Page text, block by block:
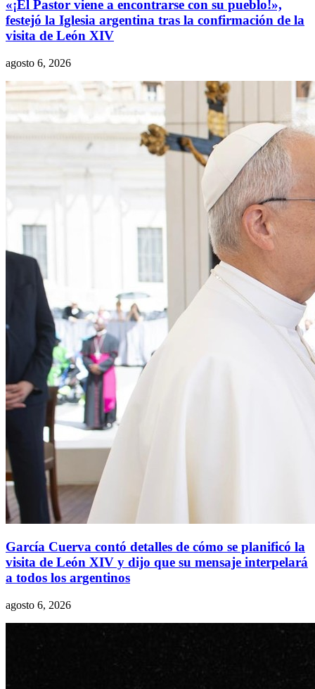
«¡El Pastor viene a encontrarse con su pueblo!»,
festejó la Iglesia argentina tras la confirmación de la
visita de León XIV
agosto 6, 2026
García Cuerva contó detalles de cómo se planificó la
visita de León XIV y dijo que su mensaje interpelará
a todos los argentinos
agosto 6, 2026